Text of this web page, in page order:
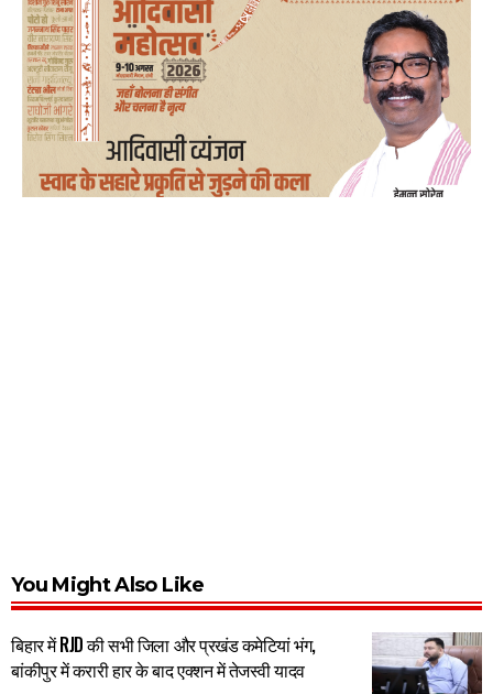
You Might Also Like
बिहार में RJD की सभी जिला और प्रखंड कमेटियां भंग,
बांकीपुर में करारी हार के बाद एक्शन में तेजस्वी यादव